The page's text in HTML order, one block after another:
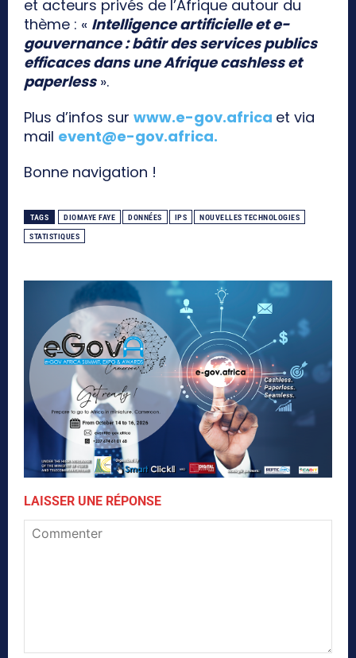
et acteurs privés de l’Afrique autour du
thème : « Intelligence artificielle et e-
gouvernance : bâtir des services publics
efficaces dans une Afrique cashless et
paperless».
Plus d’infos sur www.e-gov.africa et via
mail event@e-gov.africa.
Bonne navigation !
TAGS DIOMAYE FAYE DONNÉES IPS NOUVELLES TECHNOLOGIES
STATISTIQUES
LAISSER UNE RÉPONSE